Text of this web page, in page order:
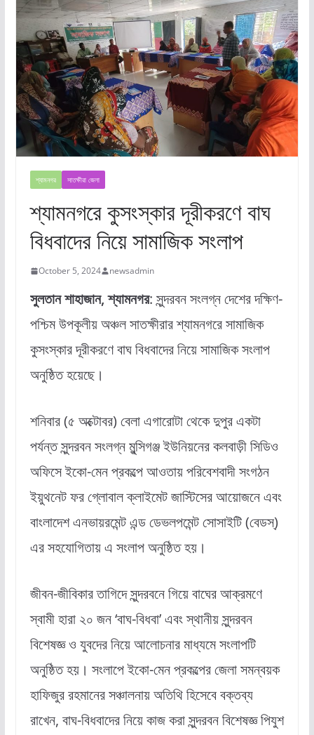
শ্যামনগর সাতক্ষীরা জেলা
শ্যামনগরে কুসংস্কার দূরীকরণে বাঘ
বিধবাদের নিয়ে সামাজিক সংলাপ
October 5, 2024 newsadmin
সুলতান শাহাজান, শ্যামনগর: সুন্দরবন সংলগ্ন দেশের দক্ষিণ-
পশ্চিম উপকূলীয় অঞ্চল সাতক্ষীরার শ্যামনগরে সামাজিক
কুসংস্কার দূরীকরণে বাঘ বিধবাদের নিয়ে সামাজিক সংলাপ
অনুষ্ঠিত হয়েছে।
শনিবার (৫ অক্টোবর) বেলা এগারোটা থেকে দুপুর একটা
পর্যন্ত সুন্দরবন সংলগ্ন মুন্সিগঞ্জ ইউনিয়নের কলবাড়ী সিডিও
অফিসে ইকো-মেন প্রকল্পে আওতায় পরিবেশবাদী সংগঠন
ইয়ুথনেট ফর গ্লোবাল ক্লাইমেট জাস্টিসের আয়োজনে এবং
বাংলাদেশ এনভায়রমেন্ট এন্ড ডেভলপমেন্ট সোসাইটি (বেডস্)
এর সহযোগিতায় এ সংলাপ অনুষ্ঠিত হয়।
জীবন-জীবিকার তাগিদে সুন্দরবনে গিয়ে বাঘের আক্রমণে
স্বামী হারা ২০ জন ‘বাঘ-বিধবা’ এবং স্থানীয় সুন্দরবন
বিশেষজ্ঞ ও যুবদের নিয়ে আলোচনার মাধ্যমে সংলাপটি
অনুষ্ঠিত হয়। সংলাপে ইকো-মেন প্রকল্পের জেলা সমন্বয়ক
হাফিজুর রহমানের সঞ্চালনায় অতিথি হিসেবে বক্তব্য
রাখেন, বাঘ-বিধবাদের নিয়ে কাজ করা সুন্দরবন বিশেষজ্ঞ পিযুশ